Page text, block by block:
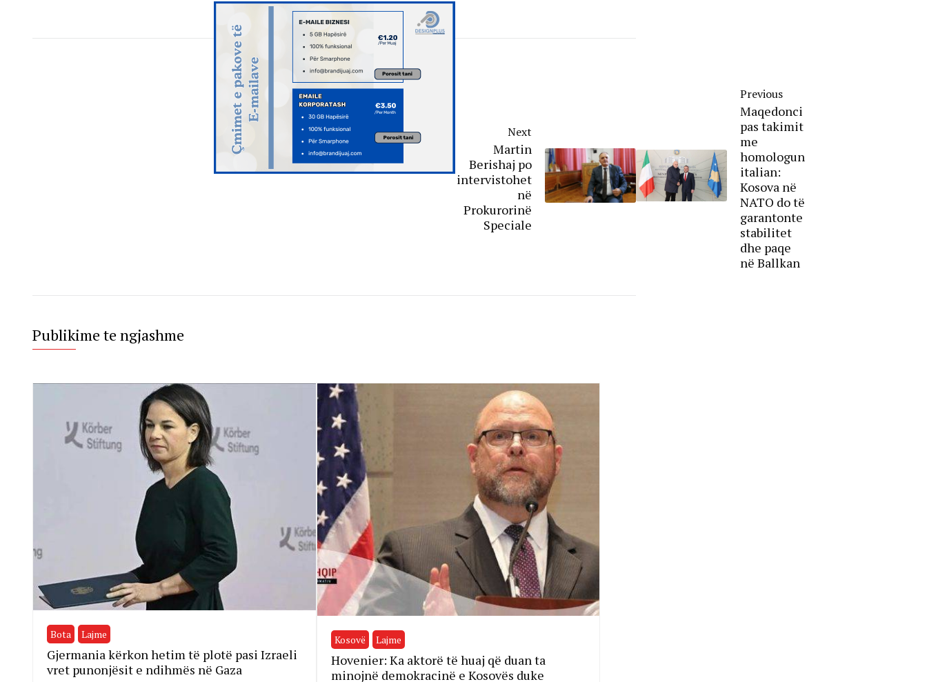
Previous
Maqedonci
pas takimit
me
homologun
italian:
Kosova në
NATO do të
garantonte
stabilitet
dhe paqe
në Ballkan
Next
Martin
Berishaj po
intervistohet
në
Prokurorinë
Speciale
Publikime te ngjashme
Bota Lajme
Gjermania kërkon hetim të plotë pasi Izraeli
vret punonjësit e ndihmës në Gaza
Kosovë Lajme
Hovenier: Ka aktorë të huaj që duan ta
minojnë demokracinë e Kosovës duke